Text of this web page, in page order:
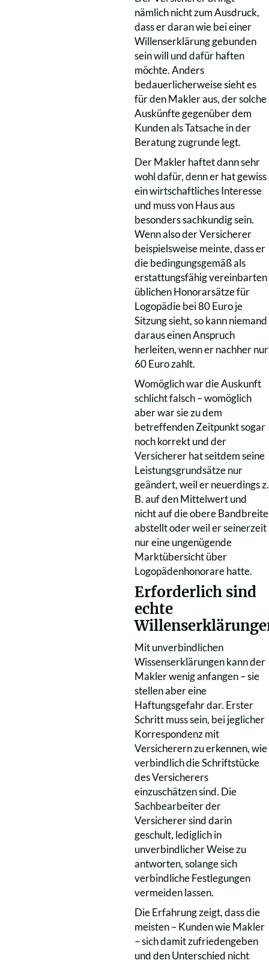
nämlich nicht zum Ausdruck,
dass er daran wie bei einer
Willenserklärung gebunden
sein will und dafür haften
möchte. Anders
bedauerlicherweise sieht es
für den Makler aus, der solche
Auskünfte gegenüber dem
Kunden als Tatsache in der
Beratung zugrunde legt.
Der Makler haftet dann sehr
wohl dafür, denn er hat gewiss
ein wirtschaftliches Interesse
und muss von Haus aus
besonders sachkundig sein.
Wenn also der Versicherer
beispielsweise meinte, dass er
die bedingungsgemäß als
erstattungsfähig vereinbarten
üblichen Honorarsätze für
Logopädie bei 80 Euro je
Sitzung sieht, so kann niemand
daraus einen Anspruch
herleiten, wenn er nachher nur
60 Euro zahlt.
Womöglich war die Auskunft
schlicht falsch – womöglich
aber war sie zu dem
betreffenden Zeitpunkt sogar
noch korrekt und der
Versicherer hat seitdem seine
Leistungsgrundsätze nur
geändert, weil er neuerdings z.
B. auf den Mittelwert und
nicht auf die obere Bandbreite
abstellt oder weil er seinerzeit
nur eine ungenügende
Marktübersicht über
Logopädenhonorare hatte.
Erforderlich sind
echte
Mit unverbindlichen
Wissenserklärungen kann der
Makler wenig anfangen – sie
stellen aber eine
Haftungsgefahr dar. Erster
Schritt muss sein, bei jeglicher
Korrespondenz mit
Versicherern zu erkennen, wie
verbindlich die Schriftstücke
des Versicherers
einzuschätzen sind. Die
Sachbearbeiter der
Versicherer sind darin
geschult, lediglich in
unverbindlicher Weise zu
antworten, solange sich
verbindliche Festlegungen
vermeiden lassen.
Die Erfahrung zeigt, dass die
meisten – Kunden wie Makler
– sich damit zufriedengeben
und den Unterschied nicht